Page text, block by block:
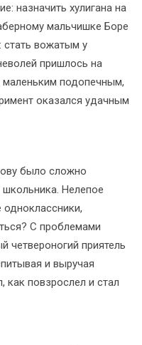
назначить хулигана на
мальчишке Боре
стать вожатым у
пришлось на
подопечным,
оказался удачным
было сложно
Нелепое
С проблемами
четвероногий приятель
и выручая
как повзрослел и стал